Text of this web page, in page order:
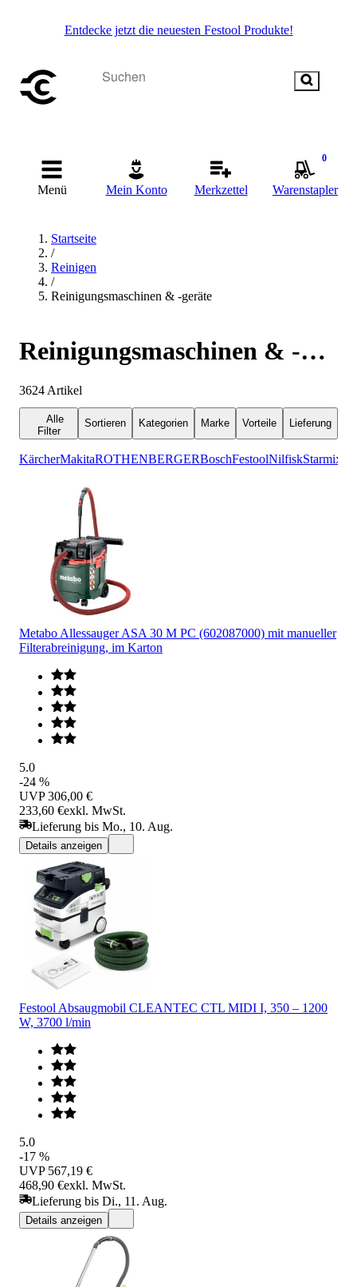
Entdecke jetzt die neuesten Festool Produkte!
Menü Mein Konto Merkzettel
0
Warenstapler
Startseite
/
Reinigen
/
Reinigungsmaschinen & -geräte
Reinigungsmaschinen & -
Geräte
3624 Artikel
Alle
Filter
Sortieren Kategorien Marke Vorteile Lieferung
KärcherMakitaROTHENBERGERBoschFestoolNilfiskStarmix
Metabo Allessauger ASA 30 M PC (602087000) mit manueller
Filterabreinigung, im Karton
5.0
-24 %
UVP 306,00 €
233,60 €exkl. MwSt.
Lieferung bis Mo., 10. Aug.
Details anzeigen
Festool Absaugmobil CLEANTEC CTL MIDI I, 350 – 1200
W, 3700 l/min
5.0
-17 %
UVP 567,19 €
468,90 €exkl. MwSt.
Lieferung bis Di., 11. Aug.
Details anzeigen